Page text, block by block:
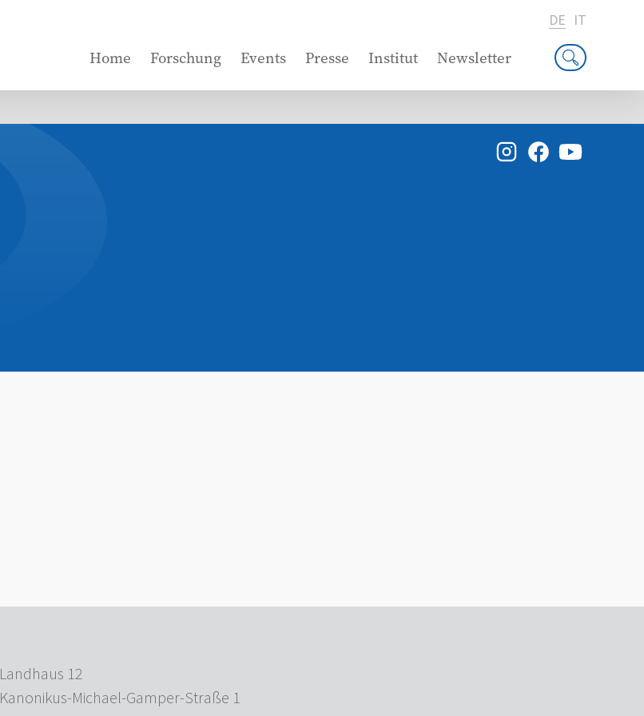
Home Forschung Events Presse Institut Newsletter
DE IT
Landhaus 12
Kanonikus-Michael-Gamper-Straße 1